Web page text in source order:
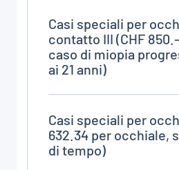
Casi speciali per
contatto III (CHF
caso di miopia
ai 21 anni)
Casi speciali per
632.34 per occhiale,
di tempo)